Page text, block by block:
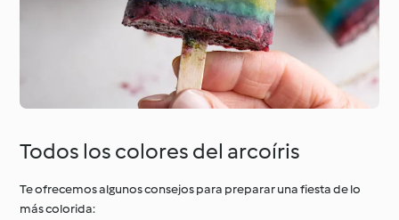
Todos los colores del arcoíris
Te ofrecemos algunos consejos para preparar una fiesta de lo
más colorida: